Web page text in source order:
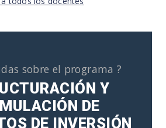
sobre el programa ?
Y
DE
DE INVERSIÓN